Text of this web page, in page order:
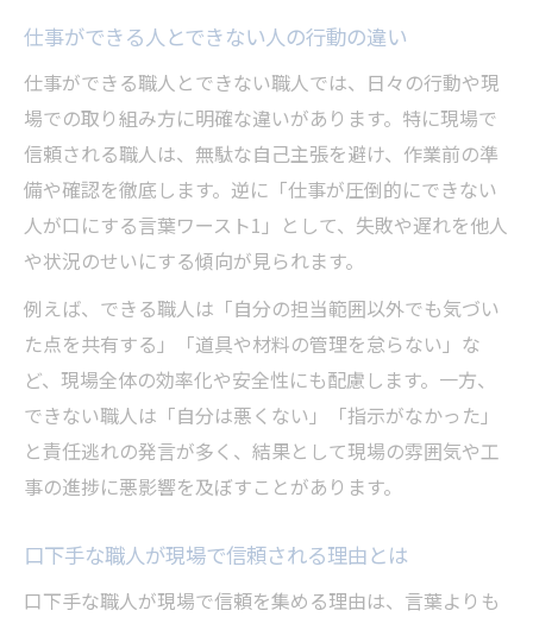
仕事ができる人とできない人の行動の違い
仕事ができる職人とできない職人では、日々の行動や現
場での取り組み方に明確な違いがあります。特に現場で
信頼される職人は、無駄な自己主張を避け、作業前の準
備や確認を徹底します。逆に「仕事が圧倒的にできない
人が口にする言葉ワースト1」として、失敗や遅れを他人
や状況のせいにする傾向が見られます。
例えば、できる職人は「自分の担当範囲以外でも気づい
た点を共有する」「道具や材料の管理を怠らない」な
ど、現場全体の効率化や安全性にも配慮します。一方、
できない職人は「自分は悪くない」「指示がなかった」
と責任逃れの発言が多く、結果として現場の雰囲気や工
事の進捗に悪影響を及ぼすことがあります。
口下手な職人が現場で信頼される理由とは
口下手な職人が現場で信頼を集める理由は、言葉よりも